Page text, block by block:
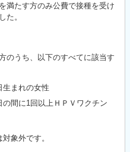
満たす方のみ公費で接種を受け
た。
のうち、以下のすべてに該当す
生まれの女性
間に1回以上ＨＰＶワクチン
象外です。